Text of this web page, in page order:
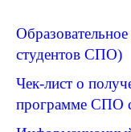
студентов СПО)
Чек-лист о
программе СПО